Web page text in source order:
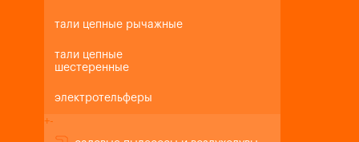
тали цепные рычажные
тали цепные
шестеренные
электротельферы
+-